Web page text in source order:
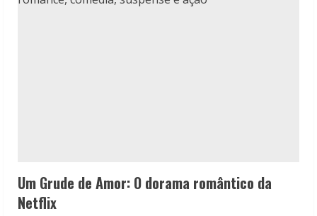
Um Grude de Amor: O dorama romântico da
Netflix